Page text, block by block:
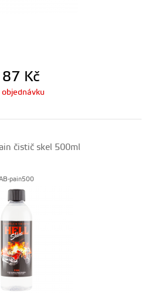
Kč
čistič skel 500ml
pain500